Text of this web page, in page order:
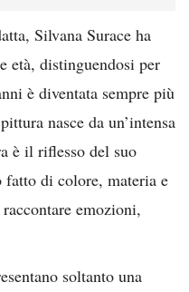
Silvana Surace ha
età, distinguendosi per
è diventata sempre più
nasce da un’intensa
è il riflesso del suo
di colore, materia e
emozioni,
soltanto una